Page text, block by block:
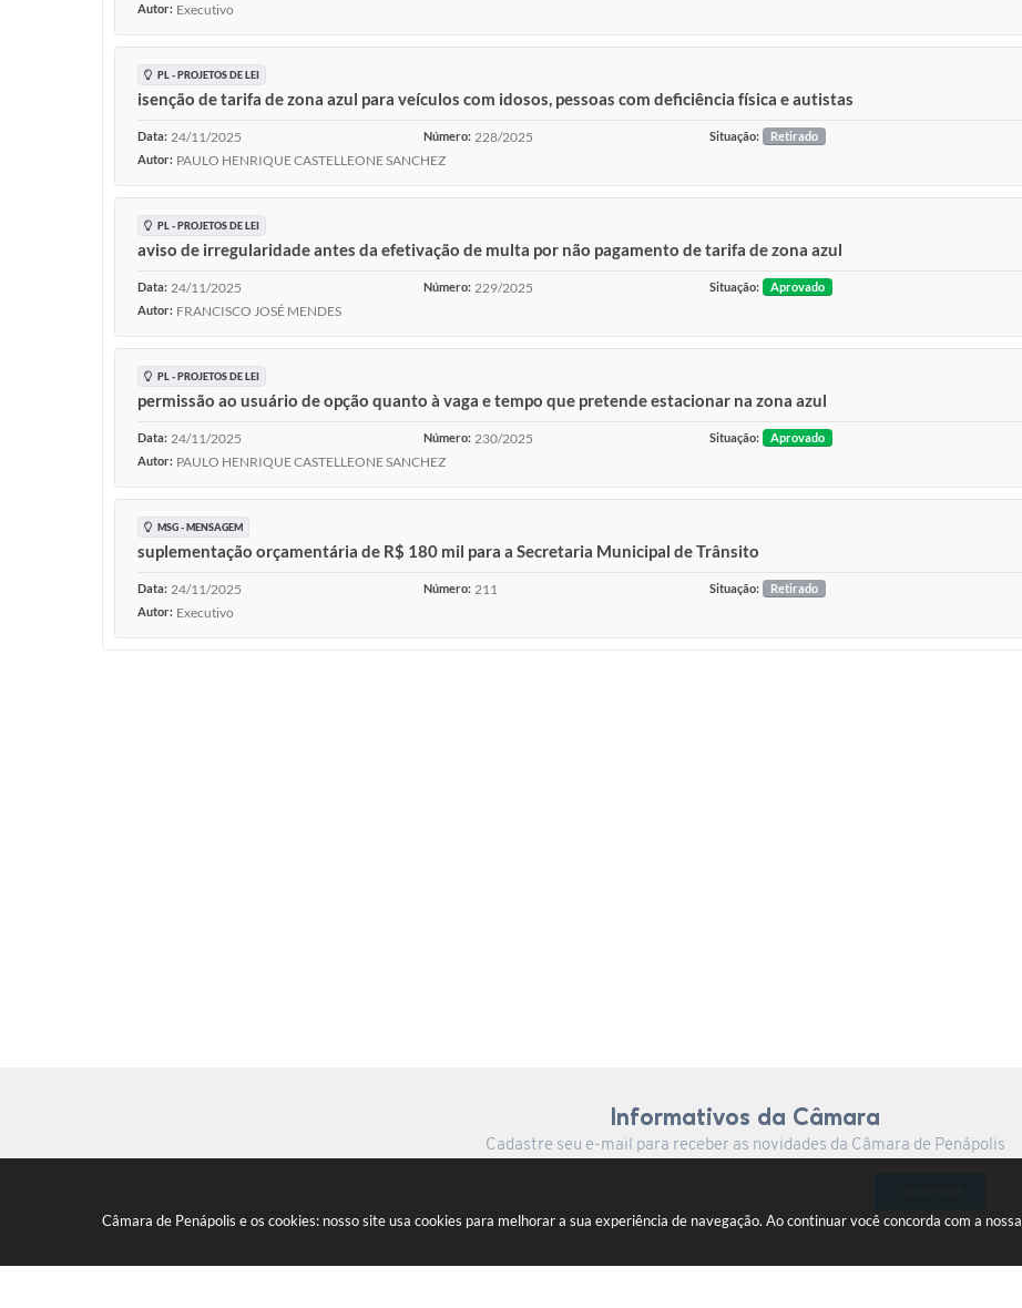
Câmara de Penápolis e os cookies: nosso site usa cookies para melhorar a sua experiência de navegação. Ao continuar você concorda com a nossa
Autor: Executivo
PL - PROJETOS DE LEI
isenção de tarifa de zona azul para veículos com idosos, pessoas com deficiência física e autistas
Data: 24/11/2025 Número: 228/2025 Situação:
Retirado
Autor: PAULO HENRIQUE CASTELLEONE SANCHEZ
PL - PROJETOS DE LEI
aviso de irregularidade antes da efetivação de multa por não pagamento de tarifa de zona azul
Data: 24/11/2025 Número: 229/2025 Situação:
Aprovado
Autor: FRANCISCO JOSÉ MENDES
PL - PROJETOS DE LEI
permissão ao usuário de opção quanto à vaga e tempo que pretende estacionar na zona azul
Data: 24/11/2025 Número: 230/2025 Situação:
Aprovado
Autor: PAULO HENRIQUE CASTELLEONE SANCHEZ
MSG - MENSAGEM
suplementação orçamentária de R$ 180 mil para a Secretaria Municipal de Trânsito
Data: 24/11/2025 Número: 211 Situação:
Retirado
Autor: Executivo
Informativos da Câmara
Cadastre seu e-mail para receber as novidades da Câmara de Penápolis